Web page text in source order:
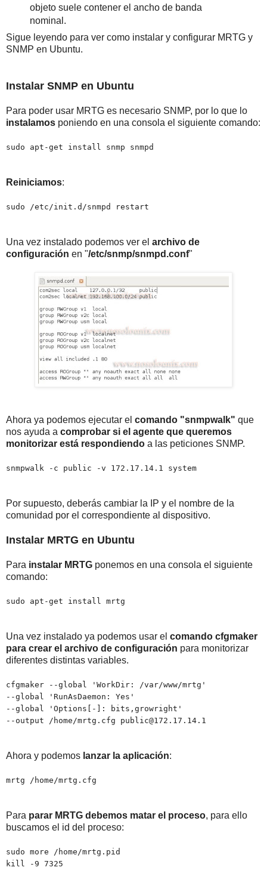
objeto suele contener el ancho de banda
nominal.
Sigue leyendo para ver como instalar y configurar MRTG y
SNMP en Ubuntu.
Instalar SNMP en Ubuntu
Para poder usar MRTG es necesario SNMP, por lo que lo
instalamos poniendo en una consola el siguiente comando:
sudo apt-get install snmp snmpd
Reiniciamos:
sudo /etc/init.d/snmpd restart
Una vez instalado podemos ver el archivo de
configuración en "/etc/snmp/snmpd.conf"
Ahora ya podemos ejecutar el comando "snmpwalk" que
nos ayuda a comprobar si el agente que queremos
monitorizar está respondiendo a las peticiones SNMP.
snmpwalk -c public -v 172.17.14.1 system
Por supuesto, deberás cambiar la IP y el nombre de la
comunidad por el correspondiente al dispositivo.
Instalar MRTG en Ubuntu
Para instalar MRTG ponemos en una consola el siguiente
comando:
sudo apt-get install mrtg
Una vez instalado ya podemos usar el comando cfgmaker
para crear el archivo de configuración para monitorizar
diferentes distintas variables.
cfgmaker --global 'WorkDir: /var/www/mrtg'
--global 'RunAsDaemon: Yes'
--global 'Options[-]: bits,growright'
--output /home/mrtg.cfg public@172.17.14.1
Ahora y podemos lanzar la aplicación:
mrtg /home/mrtg.cfg
Para parar MRTG debemos matar el proceso, para ello
buscamos el id del proceso:
sudo more /home/mrtg.pid
kill -9 7325